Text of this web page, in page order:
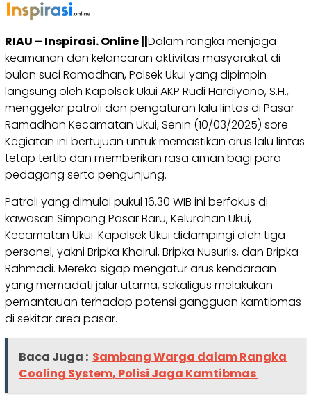
RIAU – Inspirasi. Online ||Dalam rangka menjaga
keamanan dan kelancaran aktivitas masyarakat di
bulan suci Ramadhan, Polsek Ukui yang dipimpin
langsung oleh Kapolsek Ukui AKP Rudi Hardiyono, S.H.,
menggelar patroli dan pengaturan lalu lintas di Pasar
Ramadhan Kecamatan Ukui, Senin (10/03/2025) sore.
Kegiatan ini bertujuan untuk memastikan arus lalu lintas
tetap tertib dan memberikan rasa aman bagi para
pedagang serta pengunjung.
Patroli yang dimulai pukul 16.30 WIB ini berfokus di
kawasan Simpang Pasar Baru, Kelurahan Ukui,
Kecamatan Ukui. Kapolsek Ukui didampingi oleh tiga
personel, yakni Bripka Khairul, Bripka Nusurlis, dan Bripka
Rahmadi. Mereka sigap mengatur arus kendaraan
yang memadati jalur utama, sekaligus melakukan
pemantauan terhadap potensi gangguan kamtibmas
di sekitar area pasar.
Baca Juga : Sambang Warga dalam Rangka
Cooling System, Polisi Jaga Kamtibmas